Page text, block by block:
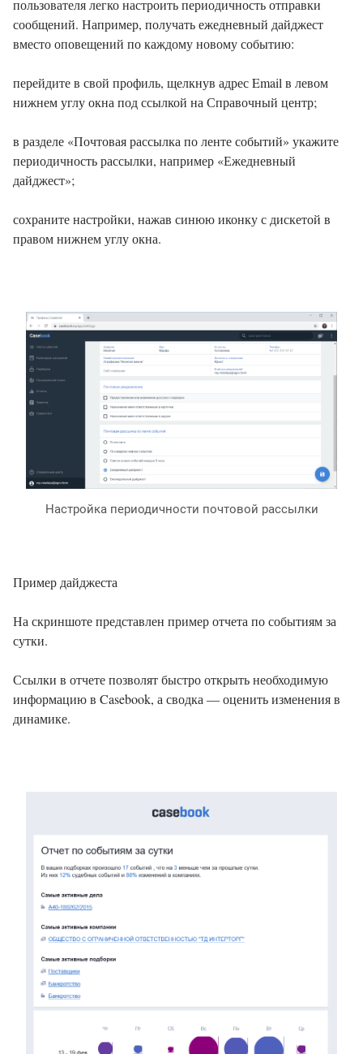
пользователя легко настроить периодичность отправки
сообщений. Например, получать ежедневный дайджест
вместо оповещений по каждому новому событию:
перейдите в свой профиль, щелкнув адрес Email в левом
нижнем углу окна под ссылкой на Справочный центр;
в разделе «Почтовая рассылка по ленте событий» укажите
периодичность рассылки, например «Ежедневный
дайджест»;
сохраните настройки, нажав синюю иконку с дискетой в
правом нижнем углу окна.
Настройка периодичности почтовой рассылки
Пример дайджеста
На скриншоте представлен пример отчета по событиям за
сутки.
Ссылки в отчете позволят быстро открыть необходимую
информацию в Casebook, а сводка — оценить изменения в
динамике.